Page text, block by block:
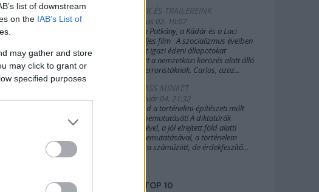
list of downstream
on the IAB’s List of
may gather and store
may click to grant or
specified purposes
FILMEINK ÉS TRAILEREINK
2019. július 02. 16:07
A Sakál, a Patkány, a Kádár és a Laci
(2022) teljes film A szocializmus éveiben
Budapest igazi édeni állapotokat
biztosított a nemzetközi körözés alatt álló
külföldi terroristáknak. Carlos, azaz...
TÁMOGASS MINKET
2020. január 04. 21:32
Támogasd a történelmi-építészeti múlt
további bemutatását! A diktatúrák
építészetével, a jól elrejtett föld alatti
világok bemutatásával, a történelem
margójára száműzött, de érdekfeszítő...
TOP 10